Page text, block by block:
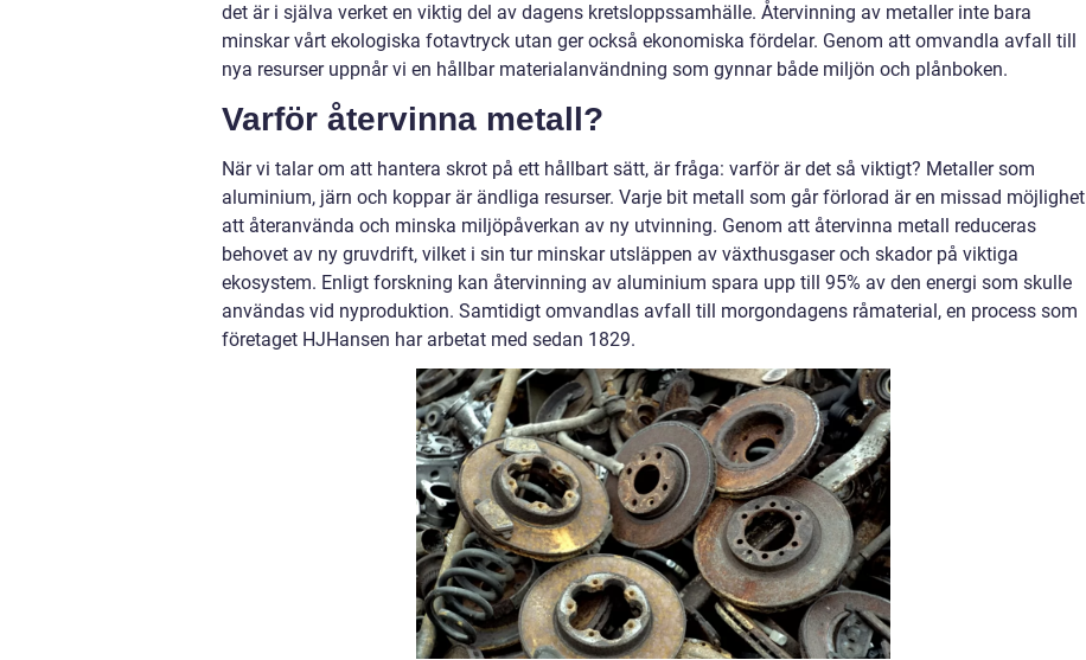
det är i själva verket en viktig del av dagens kretsloppssamhälle. Återvinning av metaller inte bara
minskar vårt ekologiska fotavtryck utan ger också ekonomiska fördelar. Genom att omvandla avfall till
nya resurser uppnår vi en hållbar materialanvändning som gynnar både miljön och plånboken.
Varför återvinna metall?
När vi talar om att hantera skrot på ett hållbart sätt, är fråga: varför är det så viktigt? Metaller som
aluminium, järn och koppar är ändliga resurser. Varje bit metall som går förlorad är en missad möjlighet
att återanvända och minska miljöpåverkan av ny utvinning. Genom att återvinna metall reduceras
behovet av ny gruvdrift, vilket i sin tur minskar utsläppen av växthusgaser och skador på viktiga
ekosystem. Enligt forskning kan återvinning av aluminium spara upp till 95% av den energi som skulle
användas vid nyproduktion. Samtidigt omvandlas avfall till morgondagens råmaterial, en process som
företaget HJHansen har arbetat med sedan 1829.